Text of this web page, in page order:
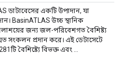
ডাটাবেসের একটি উপাদান, যা
BasinATLAS উচ্চ স্থানিক
জন্য জল-পরিবেশগত বৈশিষ্ট্য
সংকলন প্রদান করে। এই ডেটাসেটে
বৈশিষ্ট্যে বিভক্ত এবং …